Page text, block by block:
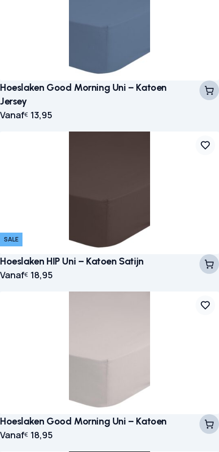
Hoeslaken Good Morning Uni – Katoen
Jersey
Vanaf€ 13,95
SALE
Hoeslaken HIP Uni – Katoen Satijn
Vanaf€ 18,95
Hoeslaken Good Morning Uni – Katoen
Vanaf€ 18,95